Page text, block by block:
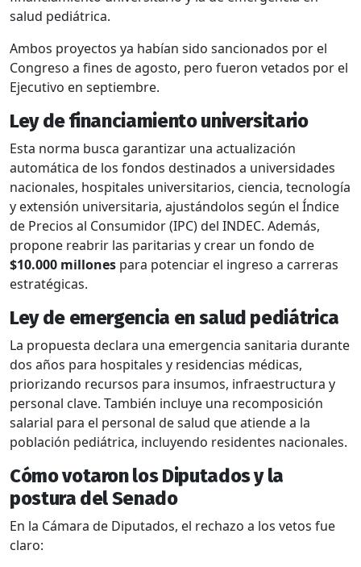
salud pediátrica.
Ambos proyectos ya habían sido sancionados por el
Congreso a fines de agosto, pero fueron vetados por el
Ejecutivo en septiembre.
Ley de financiamiento universitario
Esta norma busca garantizar una actualización
automática de los fondos destinados a universidades
nacionales, hospitales universitarios, ciencia, tecnología
y extensión universitaria, ajustándolos según el Índice
de Precios al Consumidor (IPC) del INDEC. Además,
propone reabrir las paritarias y crear un fondo de
$10.000 millones para potenciar el ingreso a carreras
estratégicas.
Ley de emergencia en salud pediátrica
La propuesta declara una emergencia sanitaria durante
dos años para hospitales y residencias médicas,
priorizando recursos para insumos, infraestructura y
personal clave. También incluye una recomposición
salarial para el personal de salud que atiende a la
población pediátrica, incluyendo residentes nacionales.
Cómo votaron los Diputados y la
postura del Senado
En la Cámara de Diputados, el rechazo a los vetos fue
claro: